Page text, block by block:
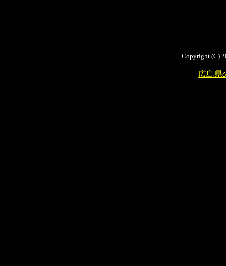
Copyright (C)
広島県